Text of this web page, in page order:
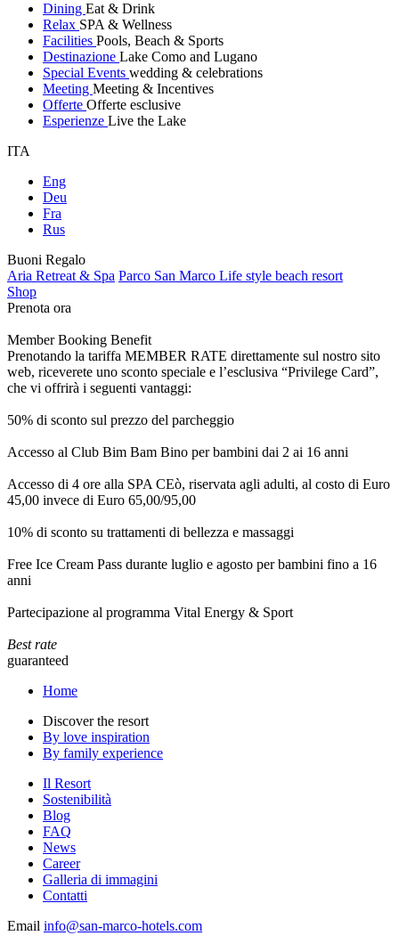
Dining Eat & Drink
Relax SPA & Wellness
Facilities Pools, Beach & Sports
Destinazione Lake Como and Lugano
Special Events wedding & celebrations
Meeting Meeting & Incentives
Offerte Offerte esclusive
Esperienze Live the Lake
ITA
Eng
Deu
Fra
Rus
Buoni Regalo
Aria Retreat & Spa Parco San Marco Life style beach resort
Shop
Prenota ora
Member Booking Benefit
Prenotando la tariffa MEMBER RATE direttamente sul nostro sito
web, riceverete uno sconto speciale e l’esclusiva “Privilege Card”,
che vi offrirà i seguenti vantaggi:
50% di sconto sul prezzo del parcheggio
Accesso al Club Bim Bam Bino per bambini dai 2 ai 16 anni
Accesso di 4 ore alla SPA CEò, riservata agli adulti, al costo di Euro
45,00 invece di Euro 65,00/95,00
10% di sconto su trattamenti di bellezza e massaggi
Free Ice Cream Pass durante luglio e agosto per bambini fino a 16
anni
Partecipazione al programma Vital Energy & Sport
Best rate
guaranteed
Home
Discover the resort
By love inspiration
By family experience
Il Resort
Sostenibilità
Blog
FAQ
News
Career
Galleria di immagini
Contatti
Email info@san-marco-hotels.com